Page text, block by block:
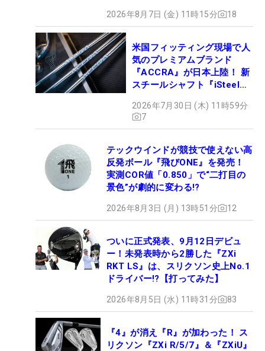
2026年8月7日 (金) 11時15分 18
米国フィッティング現場で人
気のプレミアムブランド
『ACCRA』が日本上陸！ 新
スチールシャフト『iSteel
2026年7月30日 (木) 11時59分
7
テックウインドが競技で使えない高
反発ボール『飛びONE』を発売！
実測COR値「0.850」で“二打目の
景色”が劇的に変わる!?
2026年8月3日 (月) 13時51分 12
ついに正式発表、9月12日デビュ
ー！未発表時から2勝した『ZXi
RKT LS』は、スリクソン史上No.1
ドライバー!?【打ってみた】
2026年8月5日 (水) 11時31分 83
『4』が消え『R』が加わった！ ス
リクソン『ZXi R/5/7』＆『ZXiU』